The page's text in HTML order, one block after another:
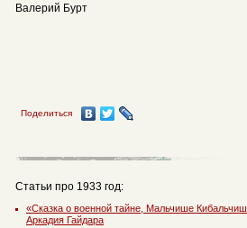
Валерий Бурт
Поделиться
Статьи про 1933 год:
«Сказка о военной тайне, Мальчише
Аркадия Гайдара